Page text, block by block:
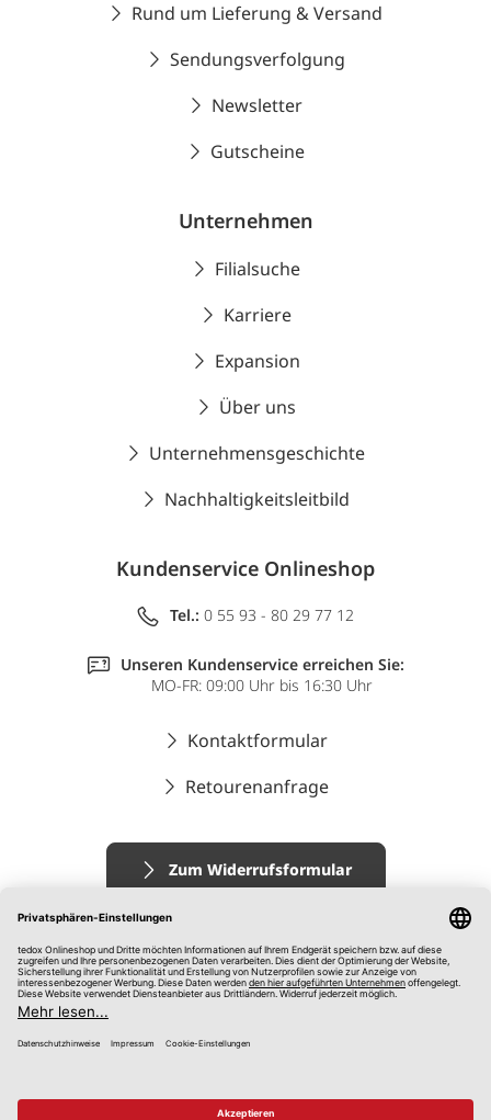
Rund um Lieferung & Versand
Sendungsverfolgung
Newsletter
Gutscheine
Unternehmen
Filialsuche
Karriere
Expansion
Über uns
Unternehmensgeschichte
Nachhaltigkeitsleitbild
Kundenservice Onlineshop
Tel.: 0 55 93 - 80 29 77 12
Unseren Kundenservice erreichen Sie:
MO-FR: 09:00 Uhr bis 16:30 Uhr
Kontaktformular
Retourenanfrage
Zum Widerrufsformular
Impressum
AGB
Datenschutz
Hinweisgebersystem